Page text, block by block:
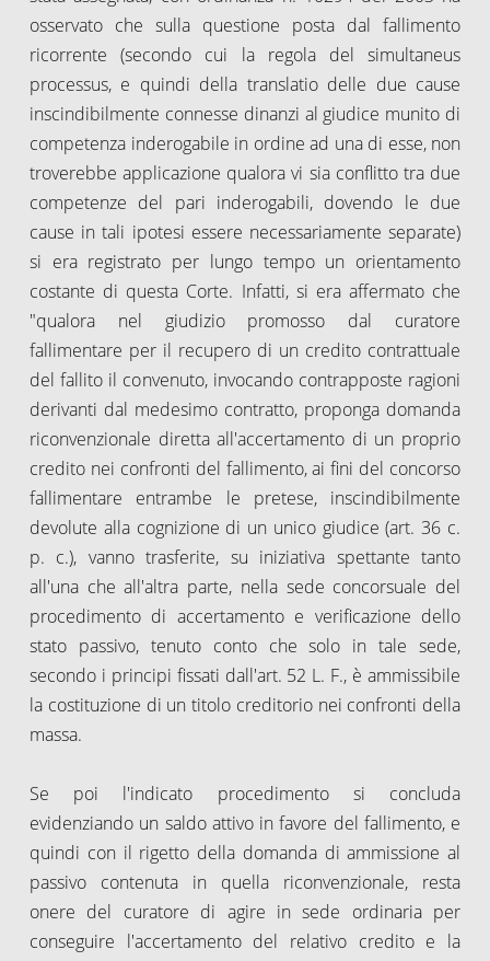
osservato che sulla questione posta dal fallimento
ricorrente (secondo cui la regola del simultaneus
processus, e quindi della translatio delle due cause
inscindibilmente connesse dinanzi al giudice munito di
competenza inderogabile in ordine ad una di esse, non
troverebbe applicazione qualora vi sia conflitto tra due
competenze del pari inderogabili, dovendo le due
cause in tali ipotesi essere necessariamente separate)
si era registrato per lungo tempo un orientamento
costante di questa Corte. Infatti, si era affermato che
"qualora nel giudizio promosso dal curatore
fallimentare per il recupero di un credito contrattuale
del fallito il convenuto, invocando contrapposte ragioni
derivanti dal medesimo contratto, proponga domanda
riconvenzionale diretta all'accertamento di un proprio
credito nei confronti del fallimento, ai fini del concorso
fallimentare entrambe le pretese, inscindibilmente
devolute alla cognizione di un unico giudice (art. 36 c.
p. c.), vanno trasferite, su iniziativa spettante tanto
all'una che all'altra parte, nella sede concorsuale del
procedimento di accertamento e verificazione dello
stato passivo, tenuto conto che solo in tale sede,
secondo i principi fissati dall'art. 52 L. F., è ammissibile
la costituzione di un titolo creditorio nei confronti della
massa.
Se poi l'indicato procedimento si concluda
evidenziando un saldo attivo in favore del fallimento, e
quindi con il rigetto della domanda di ammissione al
passivo contenuta in quella riconvenzionale, resta
onere del curatore di agire in sede ordinaria per
conseguire l'accertamento del relativo credito e la